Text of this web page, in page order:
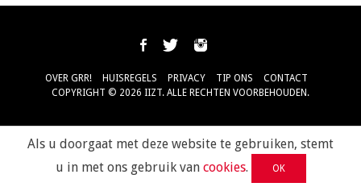
OVER GRR! HUISREGELS PRIVACY TIP ONS
CONTACT
COPYRIGHT © 2026 IIZT. ALLE RECHTEN VOORBEHOUDEN.
Als u doorgaat met deze website te gebruiken, stemt
u in met ons gebruik van cookies. OK